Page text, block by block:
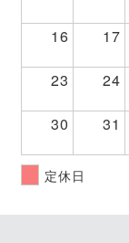
16 17
23 24
30 31
定休日